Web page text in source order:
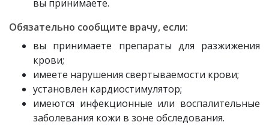
вы принимаете.
Обязательно сообщите врачу, если:
вы принимаете препараты для разжижения
крови;
имеете нарушения свертываемости крови;
установлен кардиостимулятор;
имеются инфекционные или воспалительные
заболевания кожи в зоне обследования.